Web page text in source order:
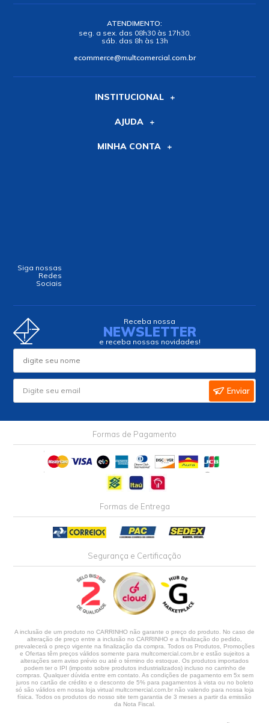
ATENDIMENTO:
seg. a sex. das 08h30 às 17h30.
sáb. das 8h às 13h
ecommerce@multcomercial.com.br
INSTITUCIONAL
AJUDA
MINHA CONTA
Siga nossas
Redes
Sociais
Receba nossa
NEWSLETTER
e receba nossas novidades!
Enviar
Formas de Pagamento
Formas de Entrega
Segurança e Certificação
A inclusão de um produto no CARRINHO não garante o preço do produto. No caso de
alteração de preço entre a inclusão no CARRINHO e a finalização do pedido,
prevalecerá o preço vigente na finalização da compra. Todos os Produtos, Promoções
e Ofertas têm preços válidos somente para multcomercial.com.br e estão sujeitos a
alterações sem aviso prévio ou até o término do estoque. Os produtos importados
podem ter o IPI (imposto sobre produtos industrializados) incluso no carrinho de
compras. Qualquer dúvida entre em contato. As condições de pagamento em 5x sem
juros no cartão de crédito e o desconto de 5% para pagamentos à vista ou no boleto
só são válidos em nossa loja virtual multcomercial.com.br não valendo para nossa loja
física. Todos os produtos do nosso site tem garantia de 3 meses a partir da emissão
da Nota Fiscal.